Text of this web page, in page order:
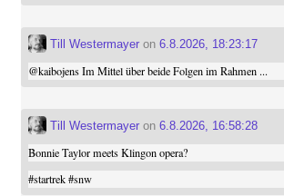
Till Westermayeron 6.8.2026, 18:23:17
@kaibojensIm Mittel über beide Folgen im Rahmen ...
Till Westermayeron 6.8.2026, 16:58:28
Bonnie Taylor meets Klingon opera?
#startrek #snw